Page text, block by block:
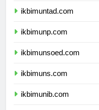
ikbimuntad.com
ikbimunp.com
ikbimunsoed.com
ikbimuns.com
ikbimunib.com